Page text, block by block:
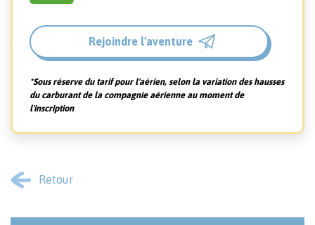
Rejoindre l'aventure
*Sous réserve du tarif pour l'aérien, selon la variation des hausses
du carburant de la compagnie aérienne au moment de
l'inscription
Retour